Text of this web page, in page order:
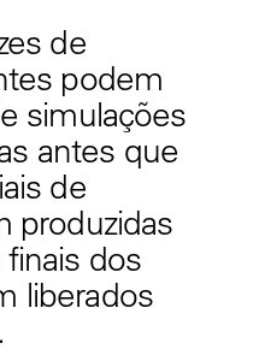
de
podem
simulações
antes que
de
produzidas
dos
liberados